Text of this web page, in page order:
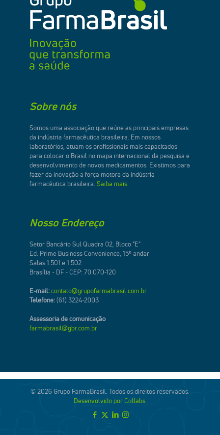
Sobre nós
Somos uma associação que reúne as principais empresas
da indústria farmacêutica brasileira. Em nossos
laboratórios, atuam os profissionais mais capacitados
para colocar o Brasil no mapa internacional da pesquisa e
desenvolvimento de novos medicamentos. Existimos para
fazer da inovação a força motora da indústria
farmacêutica brasileira. Saiba mais.
Nosso Endereço
Setor Bancário Sul Quadra 02, Bloco "E"
Ed. Prime Business Convenience, 15º andar
Salas 1.501 e 1.502
Brasília - DF - CEP: 70.070-120
E-mail:contato@grupofarmabrasil.com.br
Telefone:(61) 3224-2003
Assessoria de comunicação
farmabrasil@gbr.com.br
© 2026 Grupo FarmaBrasil. Todos os direitos reservados.
Desenvolvido por Collabs.